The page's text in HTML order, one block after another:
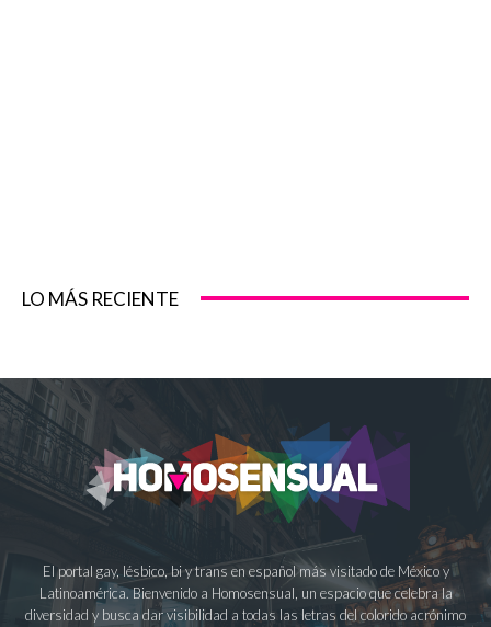
LO MÁS RECIENTE
El portal gay, lésbico, bi y trans en español más visitado de México y
Latinoamérica. Bienvenido a Homosensual, un espacio que celebra la
diversidad y busca dar visibilidad a todas las letras del colorido acrónimo